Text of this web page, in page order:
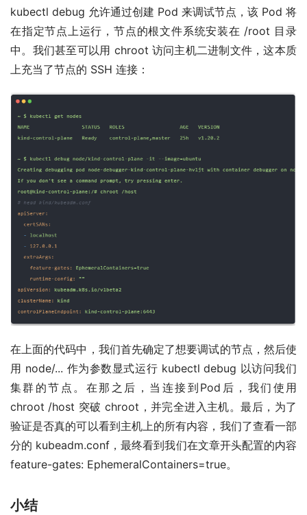
kubectl debug 允许通过创建 Pod 来调试节点，该 Pod 将
在指定节点上运行，节点的根文件系统安装在 /root 目录
中。我们甚至可以用 chroot 访问主机二进制文件，这本质
上充当了节点的 SSH 连接：
在上面的代码中，我们首先确定了想要调试的节点，然后使
用 node/... 作为参数显式运行 kubectl debug 以访问我们
集群的节点。在那之后，当连接到Pod后，我们使用
chroot /host 突破 chroot，并完全进入主机。最后，为了
验证是否真的可以看到主机上的所有内容，我们了查看一部
分的 kubeadm.conf，最终看到我们在文章开头配置的内容
feature-gates: EphemeralContainers=true。
小结